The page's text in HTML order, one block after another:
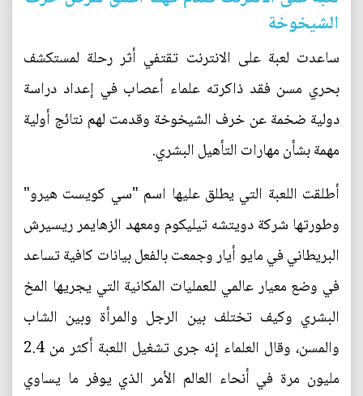
الشيخوخة
ساعدت لعبة على الانترنت تقتفي أثر رحلة لمستكشف
بحري مسن فقد ذاكرته علماء أعصاب في إعداد دراسة
دولية ضخمة عن خرف الشيخوخة وقدمت لهم نتائج أولية
مهمة بشأن مهارات التأهيل البشري.
أطلقت اللعبة التي يطلق عليها اسم "سي كويست هيرو"
وطورتها شركة دويتشه تيليكوم ومعهد الزهايمر ريسيرش
البريطاني في مايو أيار وجمعت بالفعل بيانات كافية تساعد
في وضع معيار عالمي للعمليات المكانية التي يجريها المخ
البشري وكيف تختلف بين الرجل والمرأة وبين الشاب
والمسن، وقال العلماء إنه جرى تشغيل اللعبة أكثر من 2.4
مليون مرة في أنحاء العالم الأمر الذي يوفر ما يساوي